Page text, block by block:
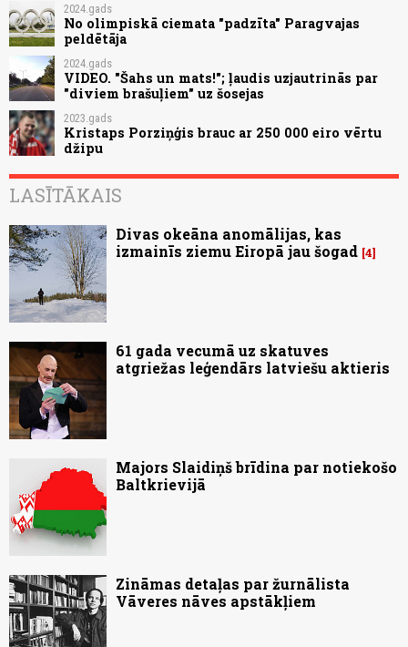
2024.gads
No olimpiskā ciemata "padzīta" Paragvajas
peldētāja
2024.gads
VIDEO. "Šahs un mats!"; ļaudis uzjautrinās par
"diviem brašuļiem" uz šosejas
2023.gads
Kristaps Porziņģis brauc ar 250 000 eiro vērtu
džipu
LASĪTĀKAIS
Divas okeāna anomālijas, kas
izmainīs ziemu Eiropā jau šogad 4
61 gada vecumā uz skatuves
atgriežas leģendārs latviešu aktieris
Majors Slaidiņš brīdina par notiekošo
Baltkrievijā
Zināmas detaļas par žurnālista
Vāveres nāves apstākļiem